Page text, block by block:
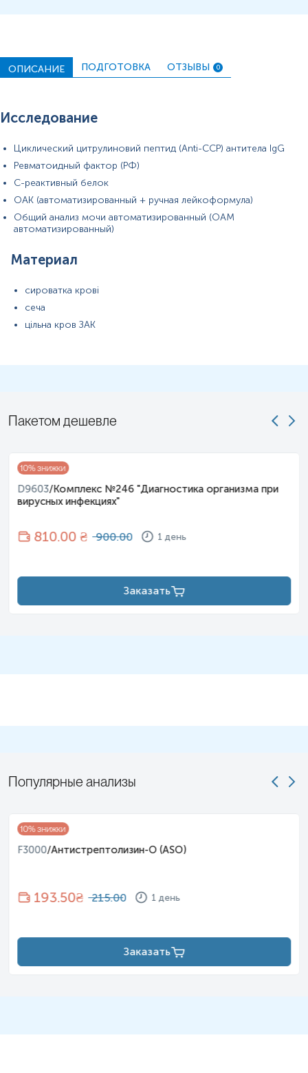
ОПИСАНИЕ ПОДГОТОВКА ОТЗЫВЫ 0
Исследование
Циклический цитрулиновий пептид (Anti-ССР) антитела IgG
Ревматоидный фактор (РФ)
С-реактивный белок
ОАК (автоматизированный + ручная лейкоформула)
Общий анализ мочи автоматизированный (ОАМ
автоматизированный)
Материал
сироватка крові
сеча
цільна кров ЗАК
Пакетом дешевле
10% знижки
D9603/Комплекс №246 "Диагностика организма при
вирусных инфекциях"
810.00 ₴ 900.00 1 день
Заказать
Популярные анализы
10% знижки
F3000/Антистрептолизин-О (ASO)
193.50₴ 215.00 1 день
Заказать